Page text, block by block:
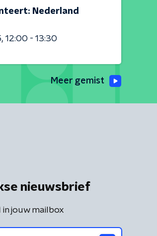
Nederland
12:00 - 13:30
Meer gemist
nieuwsbrief
in jouw mailbox